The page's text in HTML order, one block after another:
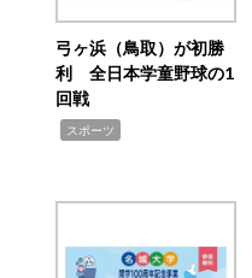
弓ヶ浜（鳥取）が初勝
利 全日本学童野球の1
回戦
スポーツ